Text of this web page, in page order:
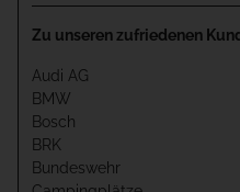
Zu unseren zufriedenen
Audi AG
BMW
Bosch
BRK
Bundeswehr